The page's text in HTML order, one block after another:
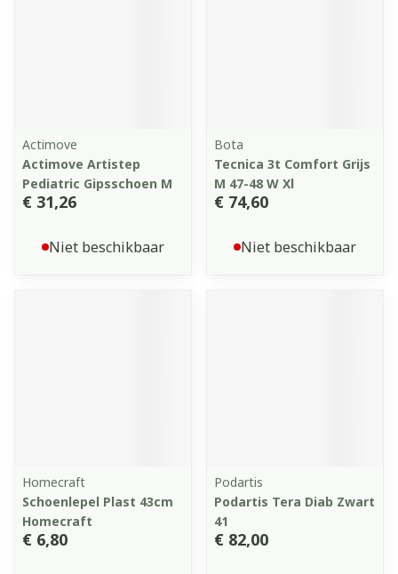
Actimove
Actimove Artistep
Pediatric Gipsschoen M
€ 31,26
Niet beschikbaar
Bota
Tecnica 3t Comfort Grijs
M 47-48 W Xl
€ 74,60
Niet beschikbaar
Homecraft
Schoenlepel Plast 43cm
Homecraft
€ 6,80
Podartis
Podartis Tera Diab Zwart
41
€ 82,00